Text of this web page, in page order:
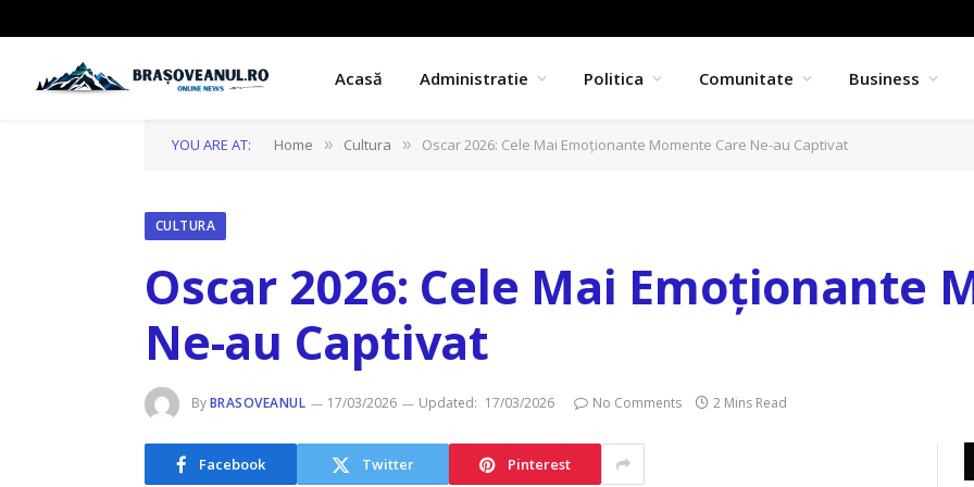
Acasă Administratie Politica Comunitate Business
YOU ARE AT: Home » Cultura » Oscar 2026: Cele Mai Emoționante Momente Care Ne-au Captivat
CULTURA
Oscar 2026: Cele Mai Emoționante
Ne-au Captivat
ByBRASOVEANUL 17/03/2026 Updated: 17/03/2026 No Comments 2 Mins Read
Facebook Twitter Pinterest